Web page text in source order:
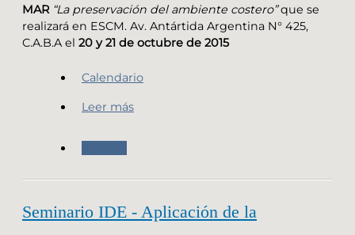
MAR“La preservación del ambiente costero”que se
realizará en ESCM. Av. Antártida Argentina N° 425,
C.A.B.A el 20 y 21 de octubre de 2015
Calendario
Leer más
Seminario IDE - Aplicación de la